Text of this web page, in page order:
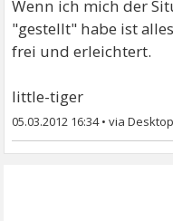
Wenn ich mich der
"gestellt" habe ist
frei und erleichtert.
little-tiger
05.03.2012 16:34•